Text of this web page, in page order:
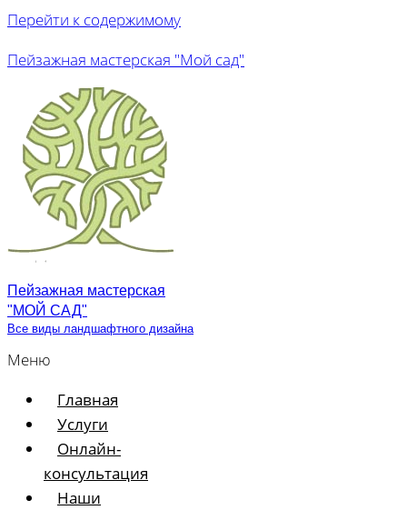
Перейти к содержимому
Пейзажная мастерская "Мой сад"
Пейзажная мастерская
"МОЙ САД"
Все виды ландшафтного дизайна
Меню
Главная
Услуги
Онлайн-
консультация
Наши